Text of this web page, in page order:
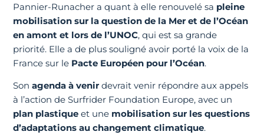
Pannier-Runacher a quant à elle renouvelé sa pleine
mobilisation sur la question de la Mer et de l’Océan
en amont et lors de l’UNOC, qui est sa grande
priorité. Elle a de plus souligné avoir porté la voix de la
France sur le Pacte Européen pour l’Océan.
Sonagenda à venir devrait venir répondre aux appels
à l’action de Surfrider Foundation Europe, avec un
plan plastique et une mobilisation sur les questions
d’adaptations au changement climatique.